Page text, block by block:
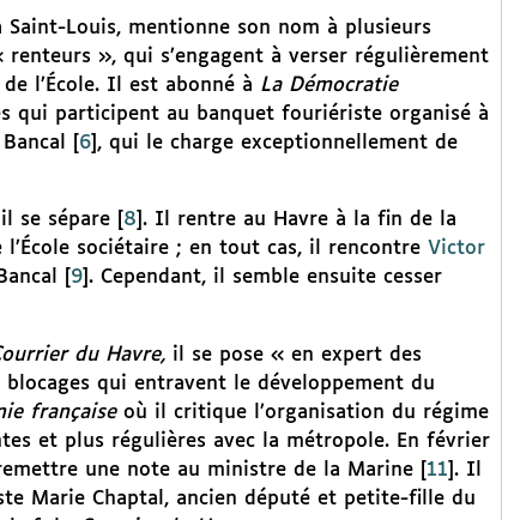
Saint-Louis, mentionne son nom à plusieurs
», qui s’engagent à verser régulièrement
l’École. Il est abonné à La Démocratie
qui participent au banquet fouriériste organisé à
6] , qui le charge exceptionnellement de
se sépare[ 8 . Il rentre au Havre à la fin de la
sociétaire ; en tout cas, il rencontre Victor
9] . Cependant, il semble ensuite cesser
du Havre, il se pose « en expert des
qui entravent le développement du
française où il critique l’organisation du régime
et plus régulières avec la métropole. En février
une note au ministre de la Marine[ 11 . Il
Marie Chaptal, ancien député et petite-fille du